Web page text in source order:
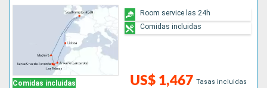
Comidas incluidas US$ 1,467 Tasas incluidas
Room service las 24h
Comidas incluidas